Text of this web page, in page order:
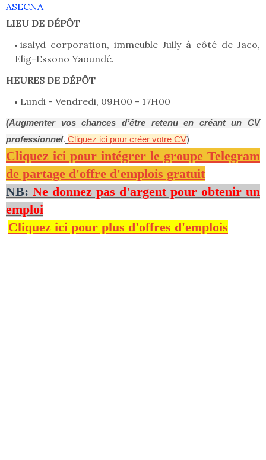
ASECNA
LIEU DE DÉPÔT
isalyd corporation, immeuble Jully à côté de Jaco,
Elig-Essono Yaoundé.
HEURES DE DÉPÔT
Lundi - Vendredi, 09H00 - 17H00
(Augmenter vos chances d’être retenu en créant un CV
professionnel. Cliquez ici pour créer votre CV)
Cliquez ici pour intégrer le groupe Telegram
de partage d'offre d'emplois gratuit
NB: Ne donnez pas d'argent pour obtenir un
emploi
Cliquez ici pour plus d'offres d'emplois